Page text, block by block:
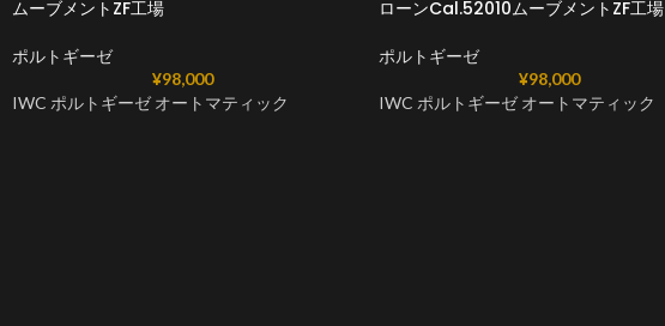
ムーブメントZF工場
ポルトギーゼ
¥98,000
IWC ポルトギーゼ オートマティック
ローンCal.52010ムーブメントZF工場
ポルトギーゼ
¥98,000
IWC ポルトギーゼ オートマティック